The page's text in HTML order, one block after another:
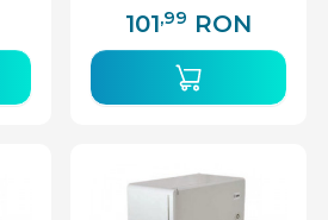
101,99 RON